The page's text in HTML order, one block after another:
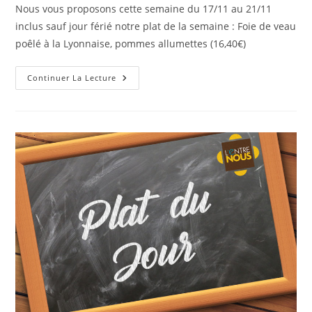
Nous vous proposons cette semaine du 17/11 au 21/11
inclus sauf jour férié notre plat de la semaine : Foie de veau
poêlé à la Lyonnaise, pommes allumettes (16,40€)
Continuer La Lecture